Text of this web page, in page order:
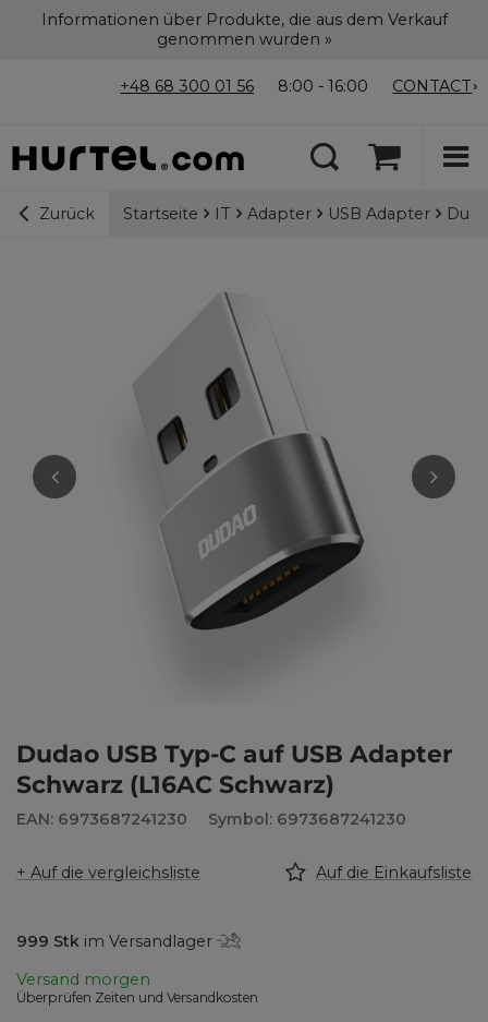
Informationen über Produkte, die aus dem Verkauf
genommen wurden »
+48 68 300 01 56 8:00 - 16:00 CONTACT
Zurück Startseite IT Adapter USB Adapter
Dudao USB Typ-C auf USB Adapter
Schwarz (L16AC Schwarz)
EAN: 6973687241230 Symbol: 6973687241230
+ Auf die vergleichsliste Auf die Einkaufsliste
999 Stk im Versandlager
Versand morgen
Überprüfen Zeiten und Versandkosten